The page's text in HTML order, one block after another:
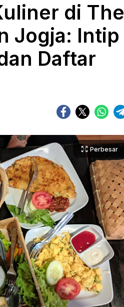
di The
Jogja: Intip
Daftar
Perbesar